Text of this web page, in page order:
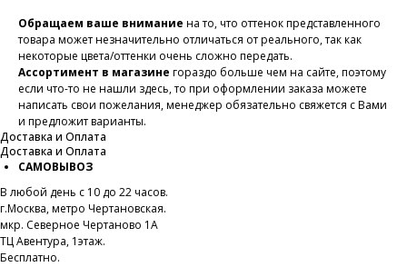
Обращаем ваше внимание на то, что оттенок представленного
товара может незначительно отличаться от реального, так как
некоторые цвета/оттенки очень сложно передать.
Ассортимент в магазине гораздо больше чем на сайте, поэтому
если что-то не нашли здесь, то при оформлении заказа можете
написать свои пожелания, менеджер обязательно свяжется с Вами
и предложит варианты.
Доставка и Оплата
Доставка и Оплата
САМОВЫВОЗ
В любой день с 10 до 22 часов.
г.Москва, метро Чертановская.
мкр. Северное Чертаново 1А
ТЦ Авентура, 1этаж.
Бесплатно.